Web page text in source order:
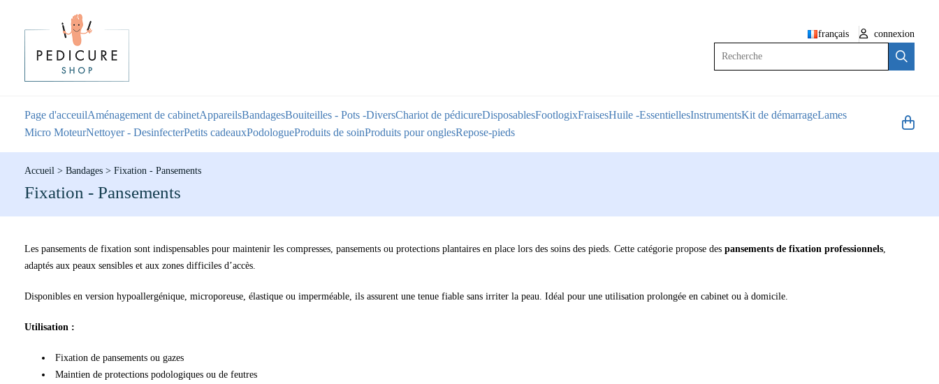
français
connexion
Page d'acceuilAménagement de cabinetAppareilsBandagesBouiteilles - Pots -DiversChariot de pédicureDisposablesFootlogixFraisesHuile -EssentiellesInstrumentsKit de démarrageLames
Micro MoteurNettoyer - DesinfecterPetits cadeauxPodologueProduits de soinProduits pour onglesRepose-pieds
Accueil > Bandages > Fixation - Pansements
Fixation - Pansements
Les pansements de fixation sont indispensables pour maintenir les compresses, pansements ou protections plantaires en place lors des soins des pieds. Cette catégorie propose des pansements de fixation professionnels,
adaptés aux peaux sensibles et aux zones difficiles d’accès.
Disponibles en version hypoallergénique, microporeuse, élastique ou imperméable, ils assurent une tenue fiable sans irriter la peau. Idéal pour une utilisation prolongée en cabinet ou à domicile.
Utilisation :
Fixation de pansements ou gazes
Maintien de protections podologiques ou de feutres